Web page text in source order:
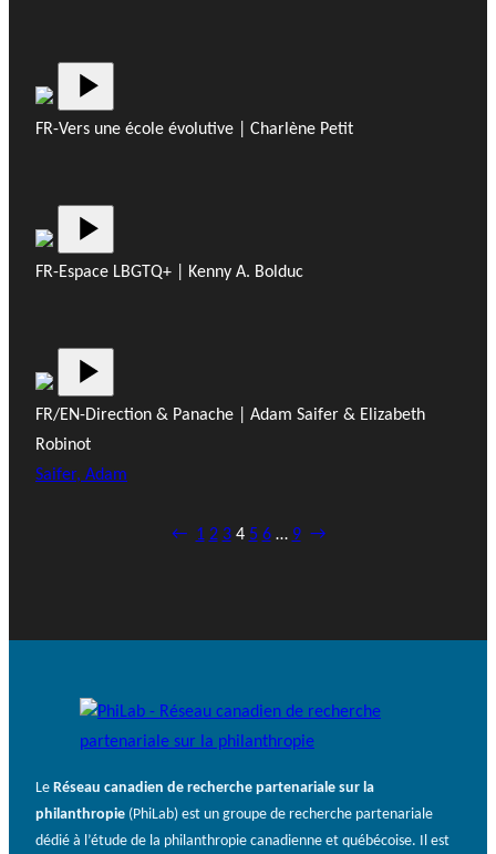
FR-Vers une école évolutive | Charlène Petit
FR-Espace LBGTQ+ | Kenny A. Bolduc
FR/EN-Direction & Panache | Adam Saifer & Elizabeth
Robinot
Saifer, Adam
← 1 2 3 4 5 6 … 9 →
Le Réseau canadien de recherche partenariale sur la
philanthropie (PhiLab) est un groupe de recherche partenariale
dédié à l’étude de la philanthropie canadienne et québécoise. Il est